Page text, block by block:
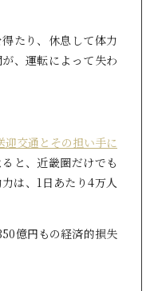
たり、休息して体力
、運転によって失わ
交通とその担い手に
と、近畿圏だけでも
は、1日あたり4万人
億円もの経済的損失